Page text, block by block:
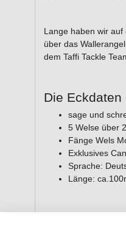
Lange haben wir auf
über das
dem Taffi Tackle
Die Eckdaten
sage und
5 Welse über
Fänge Wels
Exklusives
Sprache:
Länge:
Dass die Drills der